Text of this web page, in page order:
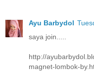
Ayu Barbydol
saya join.....
http://
magnet-lombok-